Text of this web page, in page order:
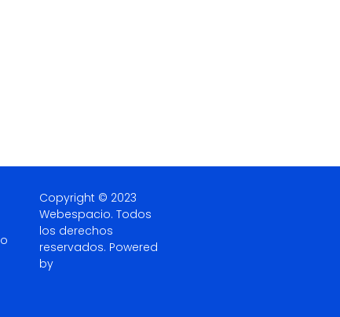
Copyright © 2023
Webespacio. Todos
los derechos
reservados. Powered
by